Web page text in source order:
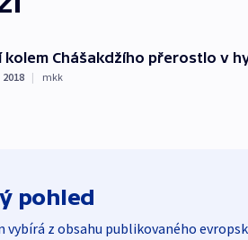
kolem Chášakdžího přerostlo v
2018 | mkk
pohled
vybírá z obsahu publikovaného